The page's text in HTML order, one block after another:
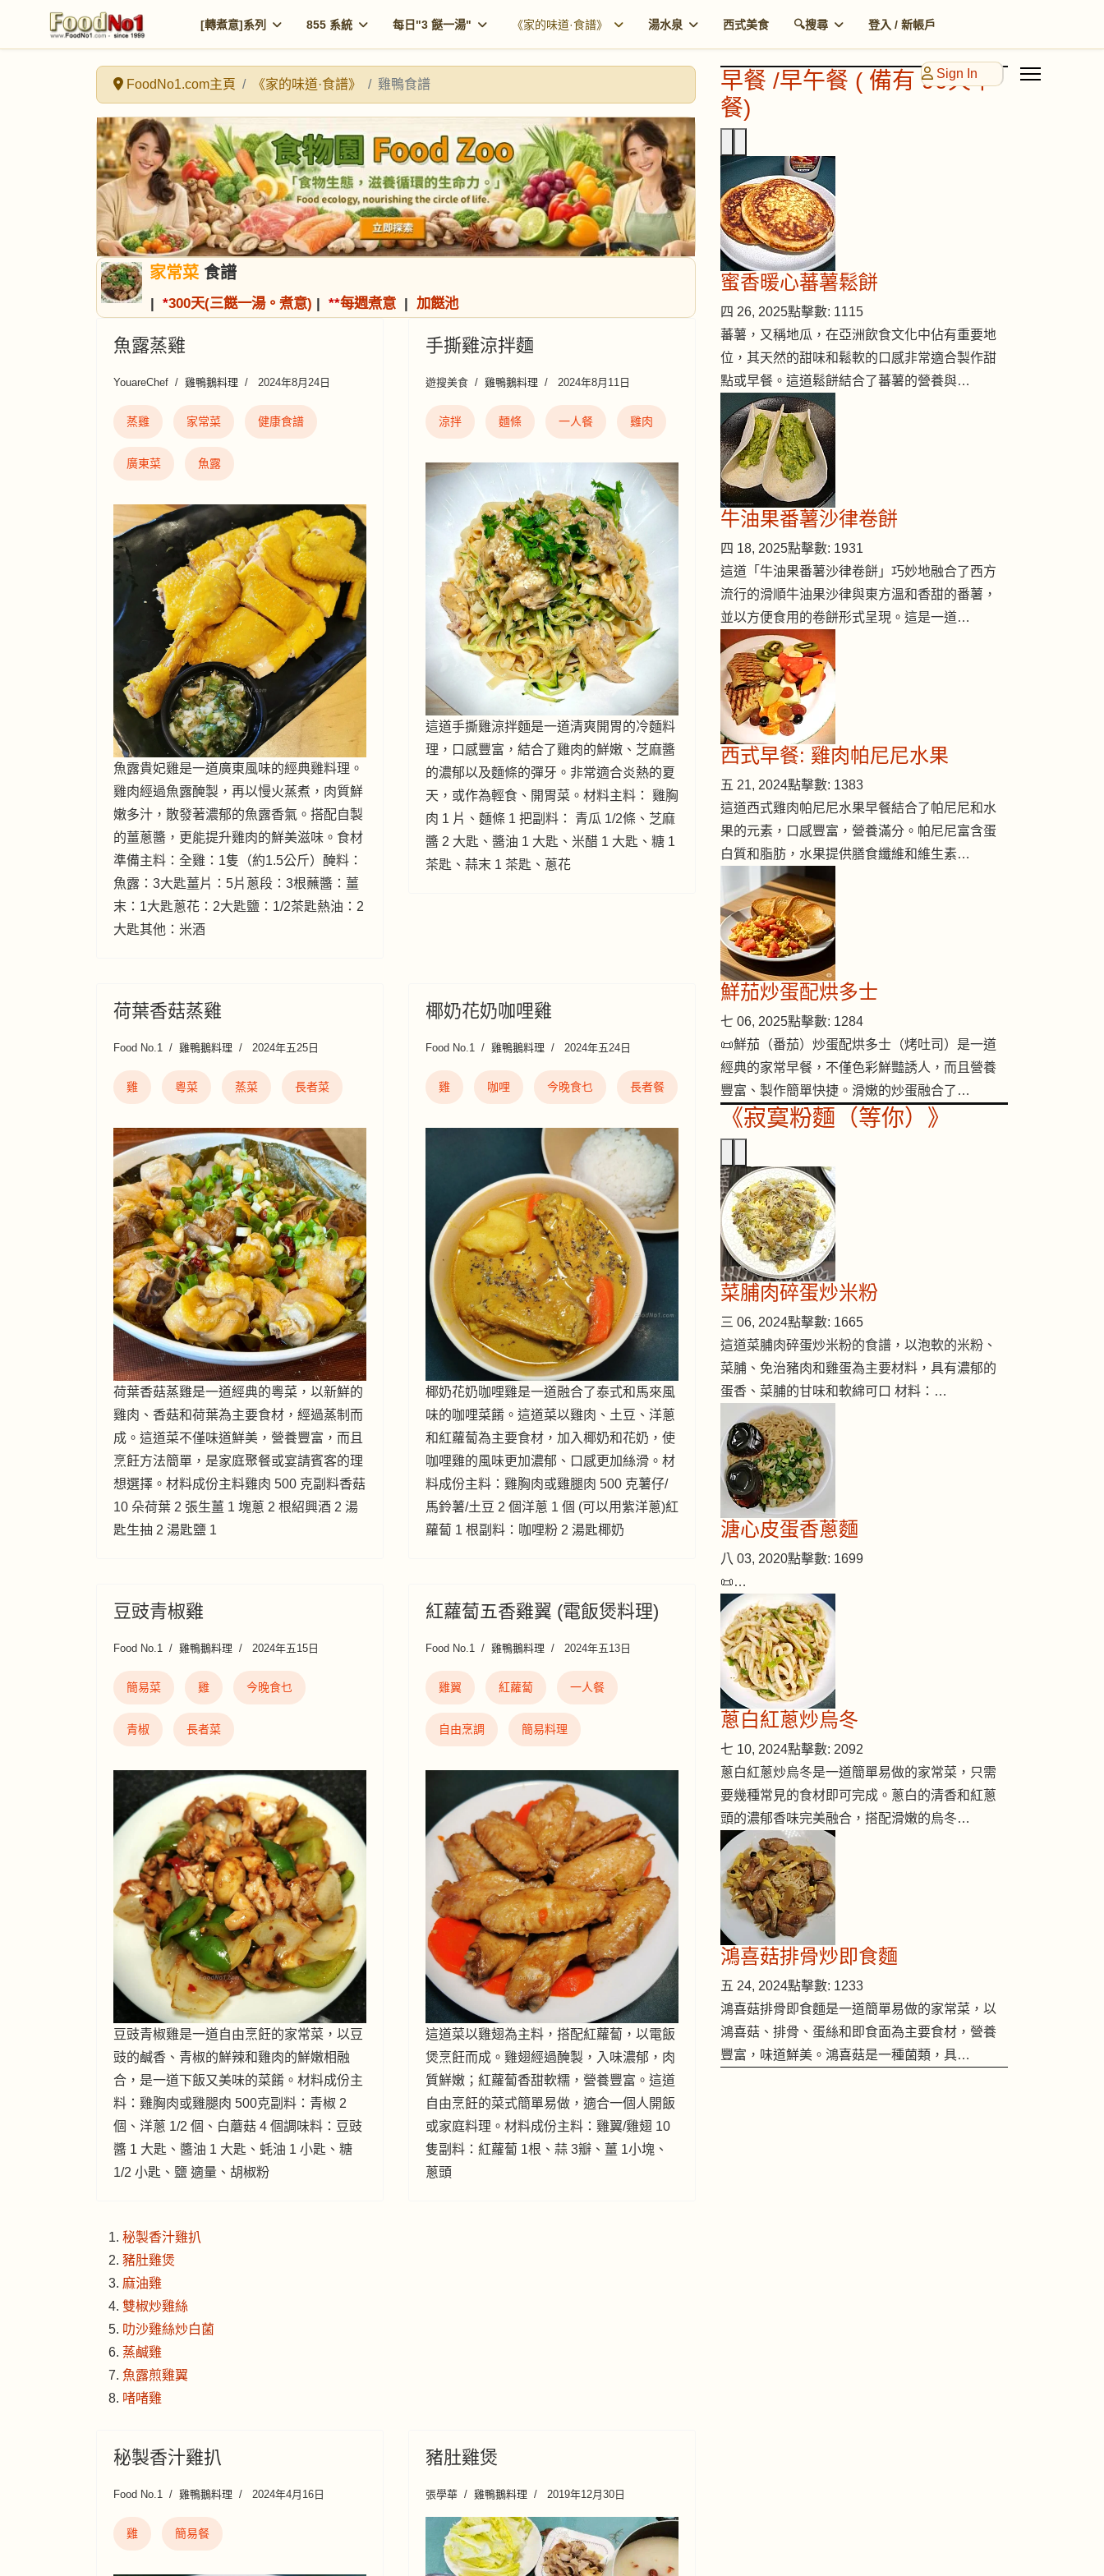
[轉煮意]系列 855 系統 每日"3 餸一湯" 《家的味道·食譜》 湯水泉 西式美食 🔍搜尋 登入 / 新帳戶
Sign In
FoodNo1.com主頁 《家的味道·食譜》 雞鴨食譜
家常菜 食譜
| *300天(三餸一湯。煮意) | **每週煮意 | 加餸池
魚露蒸雞
YouareChef 雞鴨鵝料理 2024年8月24日
蒸雞 家常菜 健康食譜
廣東菜 魚露
魚露貴妃雞是一道廣東風味的經典雞料理。
雞肉經過魚露醃製，再以慢火蒸煮，肉質鮮
嫩多汁，散發著濃郁的魚露香氣。搭配自製
的薑蔥醬，更能提升雞肉的鮮美滋味。食材
準備主料：全雞：1隻（約1.5公斤）醃料：
魚露：3大匙薑片：5片蔥段：3根蘸醬：薑
末：1大匙蔥花：2大匙鹽：1/2茶匙熱油：2
大匙其他：米酒
手撕雞涼拌麵
遊搜美食 雞鴨鵝料理 2024年8月11日
涼拌 麵條 一人餐 雞肉
這道手撕雞涼拌麵是一道清爽開胃的冷麵料
理，口感豐富，結合了雞肉的鮮嫩、芝麻醬
的濃郁以及麵條的彈牙。非常適合炎熱的夏
天，或作為輕食、開胃菜。材料主料： 雞胸
肉 1 片、麵條 1 把副料： 青瓜 1/2條、芝麻
醬 2 大匙、醬油 1 大匙、米醋 1 大匙、糖 1
茶匙、蒜末 1 茶匙、蔥花
荷葉香菇蒸雞
Food No.1 雞鴨鵝料理 2024年五25日
雞 粵菜 蒸菜 長者菜
荷葉香菇蒸雞是一道經典的粵菜，以新鮮的
雞肉、香菇和荷葉為主要食材，經過蒸制而
成。這道菜不僅味道鮮美，營養豐富，而且
烹飪方法簡單，是家庭聚餐或宴請賓客的理
想選擇。材料成份主料雞肉 500 克副料香菇
10 朵荷葉 2 張生薑 1 塊蔥 2 根紹興酒 2 湯
匙生抽 2 湯匙鹽 1
椰奶花奶咖哩雞
Food No.1 雞鴨鵝料理 2024年五24日
雞 咖哩 今晚食乜 長者餐
椰奶花奶咖哩雞是一道融合了泰式和馬來風
味的咖哩菜餚。這道菜以雞肉、土豆、洋蔥
和紅蘿蔔為主要食材，加入椰奶和花奶，使
咖哩雞的風味更加濃郁、口感更加絲滑。材
料成份主料：雞胸肉或雞腿肉 500 克薯仔/
馬鈴薯/土豆 2 個洋蔥 1 個 (可以用紫洋蔥)紅
蘿蔔 1 根副料：咖哩粉 2 湯匙椰奶
豆豉青椒雞
Food No.1 雞鴨鵝料理 2024年五15日
簡易菜 雞 今晚食乜
青椒 長者菜
豆豉青椒雞是一道自由烹飪的家常菜，以豆
豉的鹹香、青椒的鮮辣和雞肉的鮮嫩相融
合，是一道下飯又美味的菜餚。材料成份主
料：雞胸肉或雞腿肉 500克副料：青椒 2
個、洋蔥 1/2 個、白蘑菇 4 個調味料：豆豉
醬 1 大匙、醬油 1 大匙、蚝油 1 小匙、糖
1/2 小匙、鹽 適量、胡椒粉
紅蘿蔔五香雞翼 (電飯煲料理)
Food No.1 雞鴨鵝料理 2024年五13日
雞翼 紅蘿蔔 一人餐
自由烹調 簡易料理
這道菜以雞翅為主料，搭配紅蘿蔔，以電飯
煲烹飪而成。雞翅經過醃製，入味濃郁，肉
質鮮嫩；紅蘿蔔香甜軟糯，營養豐富。這道
自由烹飪的菜式簡單易做，適合一個人開飯
或家庭料理。材料成份主料：雞翼/雞翅 10
隻副料：紅蘿蔔 1根、蒜 3瓣、薑 1小塊、
蔥頭
秘製香汁雞扒
豬肚雞煲
麻油雞
雙椒炒雞絲
叻沙雞絲炒白菌
蒸鹹雞
魚露煎雞翼
啫啫雞
秘製香汁雞扒
Food No.1 雞鴨鵝料理 2024年4月16日
雞 簡易餐
豬肚雞煲
張學華 雞鴨鵝料理 2019年12月30日
早餐 /早午餐 ( 備有 90天早
餐)
蜜香暖心蕃薯鬆餅
四 26, 2025點擊數: 1115
蕃薯，又稱地瓜，在亞洲飲食文化中佔有重要地
位，其天然的甜味和鬆軟的口感非常適合製作甜
點或早餐。這道鬆餅結合了蕃薯的營養與…
牛油果番薯沙律卷餅
四 18, 2025點擊數: 1931
這道「牛油果番薯沙律卷餅」巧妙地融合了西方
流行的滑順牛油果沙律與東方溫和香甜的番薯，
並以方便食用的卷餅形式呈現。這是一道…
西式早餐: 雞肉帕尼尼水果
五 21, 2024點擊數: 1383
這道西式雞肉帕尼尼水果早餐結合了帕尼尼和水
果的元素，口感豐富，營養滿分。帕尼尼富含蛋
白質和脂肪，水果提供膳食纖維和維生素…
鮮茄炒蛋配烘多士
七 06, 2025點擊數: 1284
📜鮮茄（番茄）炒蛋配烘多士（烤吐司）是一道
經典的家常早餐，不僅色彩鮮豔誘人，而且營養
豐富、製作簡單快捷。滑嫩的炒蛋融合了…
《寂寞粉麵（等你）》
菜脯肉碎蛋炒米粉
三 06, 2024點擊數: 1665
這道菜脯肉碎蛋炒米粉的食譜，以泡軟的米粉、
菜脯、免治豬肉和雞蛋為主要材料，具有濃郁的
蛋香、菜脯的甘味和軟綿可口 材料：…
溏心皮蛋香蔥麵
八 03, 2020點擊數: 1699
📜…
蔥白紅蔥炒烏冬
七 10, 2024點擊數: 2092
蔥白紅蔥炒烏冬是一道簡單易做的家常菜，只需
要幾種常見的食材即可完成。蔥白的清香和紅蔥
頭的濃郁香味完美融合，搭配滑嫩的烏冬…
鴻喜菇排骨炒即食麵
五 24, 2024點擊數: 1233
鴻喜菇排骨即食麵是一道簡單易做的家常菜，以
鴻喜菇、排骨、蛋絲和即食面為主要食材，營養
豐富，味道鮮美。鴻喜菇是一種菌類，具…